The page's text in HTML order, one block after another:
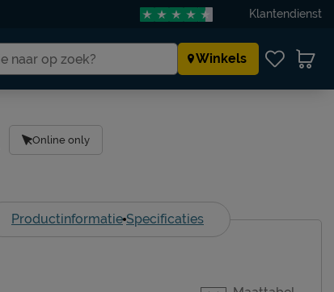
Klantendienst
Winkels
Online only
Productinformatie Specificaties